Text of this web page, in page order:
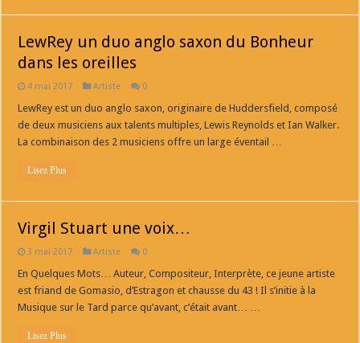
LewRey un duo anglo saxon du Bonheur
dans les oreilles
4 mai 2017 Artiste 0
LewRey est un duo anglo saxon, originaire de Huddersfield, composé
de deux musiciens aux talents multiples, Lewis Reynolds et Ian Walker.
La combinaison des 2 musiciens offre un large éventail …
Lisez Plus
Virgil Stuart une voix…
3 mai 2017 Artiste 0
En Quelques Mots… Auteur, Compositeur, Interprète, ce jeune artiste
est friand de Gomasio, d’Estragon et chausse du 43 ! Il s’initie à la
Musique sur le Tard parce qu’avant, c’était avant… …
Lisez Plus